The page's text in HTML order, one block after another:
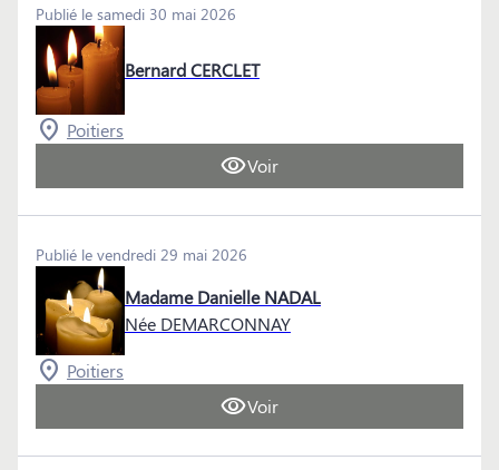
Publié le samedi 30 mai 2026
Bernard CERCLET
Poitiers
Voir
Publié le vendredi 29 mai 2026
Madame Danielle NADAL
Née DEMARCONNAY
Poitiers
Voir